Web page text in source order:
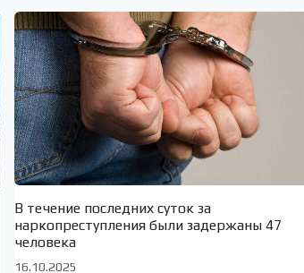
В течение последних суток за
наркопреступления были задержаны 47
человека
16.10.2025